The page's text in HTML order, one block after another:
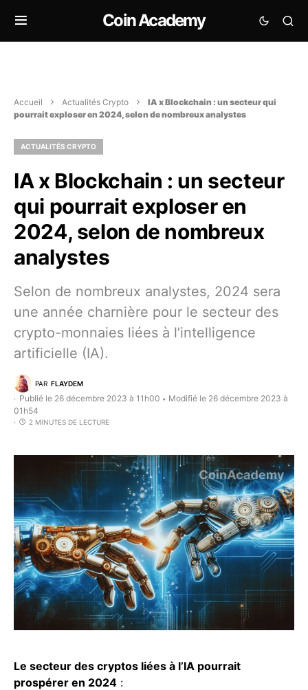
Coin Academy
Accueil Actualités Crypto
IA x Blockchain : un secteur qui
pourrait exploser en 2024, selon de nombreux analystes
ACTUALITÉS CRYPTO
IA x Blockchain : un secteur
qui pourrait exploser en
2024, selon de nombreux
analystes
Selon de nombreux analystes, 2024 sera
une année charnière pour le secteur des
crypto-monnaies liées à l’intelligence
artificielle (IA).
PAR FLAYDEM
Publié le 26 décembre 2023 à 11h00 • Modifié le 26 décembre 2023 à
01h54
2 MINUTES DE LECTURE
Le secteur des cryptos liées à l’IA pourrait
prospérer en 2024 :